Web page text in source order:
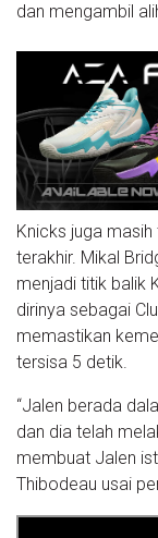
dan mengambil
Knicks juga
terakhir. Mikal
menjadi titik balik
dirinya sebagai
memastikan
tersisa 5 detik.
“Jalen berada
dan dia telah
membuat Jalen
Thibodeau usai